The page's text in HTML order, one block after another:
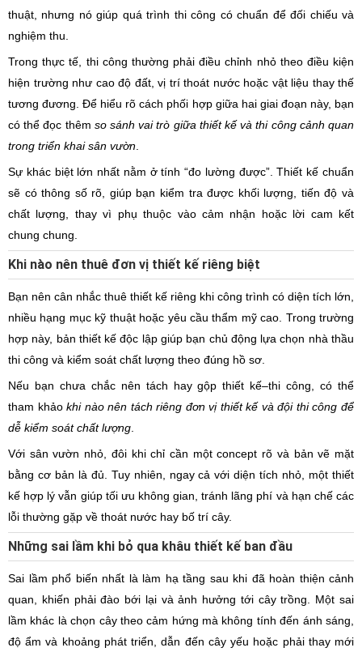
thuật, nhưng nó giúp quá trình thi công có chuẩn để đối chiếu và
nghiệm thu.
Trong thực tế, thi công thường phải điều chỉnh nhỏ theo điều kiện
hiện trường như cao độ đất, vị trí thoát nước hoặc vật liệu thay thế
tương đương. Để hiểu rõ cách phối hợp giữa hai giai đoạn này, bạn
có thể đọc thêm so sánh vai trò giữa thiết kế và thi công cảnh quan
trong triển khai sân vườn
Sự khác biệt lớn nhất nằm ở tính “đo lường được”. Thiết kế chuẩn
sẽ có thông số rõ, giúp bạn kiểm tra được khối lượng, tiến độ và
chất lượng, thay vì phụ thuộc vào cảm nhận hoặc lời cam kết
chung chung.
Khi nào nên thuê đơn vị thiết kế riêng biệt
Bạn nên cân nhắc thuê thiết kế riêng khi công trình có diện tích lớn,
nhiều hạng mục kỹ thuật hoặc yêu cầu thẩm mỹ cao. Trong trường
hợp này, bản thiết kế độc lập giúp bạn chủ động lựa chọn nhà thầu
thi công và kiểm soát chất lượng theo đúng hồ sơ.
Nếu bạn chưa chắc nên tách hay gộp thiết kế–thi công, có thể
tham khảokhi nào nên tách riêng đơn vị thiết kế và đội thi công để
dễ kiểm soát chất lượng
Với sân vườn nhỏ, đôi khi chỉ cần một concept rõ và bản vẽ mặt
bằng cơ bản là đủ. Tuy nhiên, ngay cả với diện tích nhỏ, một thiết
kế hợp lý vẫn giúp tối ưu không gian, tránh lãng phí và hạn chế các
lỗi thường gặp về thoát nước hay bố trí cây.
Những sai lầm khi bỏ qua khâu thiết kế ban đầu
Sai lầm phổ biến nhất là làm hạ tầng sau khi đã hoàn thiện cảnh
quan, khiến phải đào bới lại và ảnh hưởng tới cây trồng. Một sai
lầm khác là chọn cây theo cảm hứng mà không tính đến ánh sáng,
độ ẩm và khoảng phát triển, dẫn đến cây yếu hoặc phải thay mới